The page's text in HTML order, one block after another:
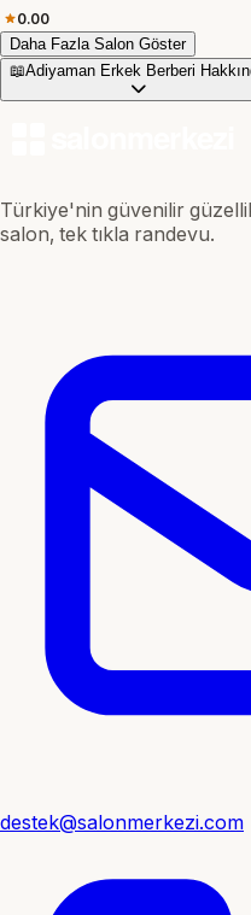
0.00
Daha Fazla Salon Göster
📖Adiyaman Erkek Berberi
Türkiye'nin güvenilir
salon, tek tıkla randevu.
destek@salonmerkezi.com